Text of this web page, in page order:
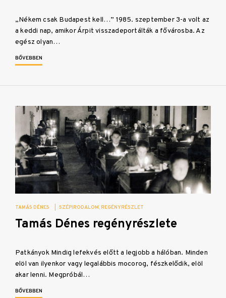
„Nékem csak Budapest kell…” 1985. szeptember 3-a volt az
a keddi nap, amikor Árpit visszadeportálták a fővárosba. Az
egész olyan…
BŐVEBBEN
TAMÁS DÉNES SZÉPIRODALOM REGÉNYRÉSZLET
Tamás Dénes regényrészlete
Patkányok Mindig lefekvés előtt a legjobb a hálóban. Minden
elöl van ilyenkor vagy legalábbis mocorog, fészkelődik, elöl
akar lenni. Megpróbál…
BŐVEBBEN